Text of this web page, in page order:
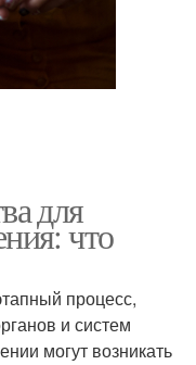
для
что
процесс,
и систем
могут возникать